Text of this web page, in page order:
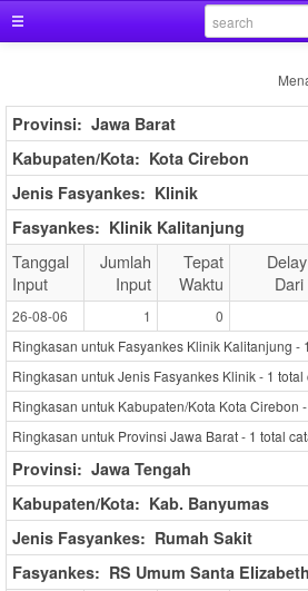
Provinsi: Jawa Barat
Kabupaten/Kota: Kota Cirebon
Jenis Fasyankes: Klinik
Fasyankes: Klinik Kalitanjung
Tanggal
Input
Jumlah
Input
Tepat
Waktu
26-08-06 1 0
Ringkasan untuk Fasyankes Klinik Kalitanjung - 1
Ringkasan untuk Jenis Fasyankes Klinik - 1 total
Ringkasan untuk Kabupaten/Kota Kota Cirebon -
Ringkasan untuk Provinsi Jawa Barat - 1 total
Provinsi: Jawa Tengah
Kabupaten/Kota: Kab. Banyumas
Jenis Fasyankes: Rumah Sakit
Fasyankes: RS Umum Santa Elizabeth